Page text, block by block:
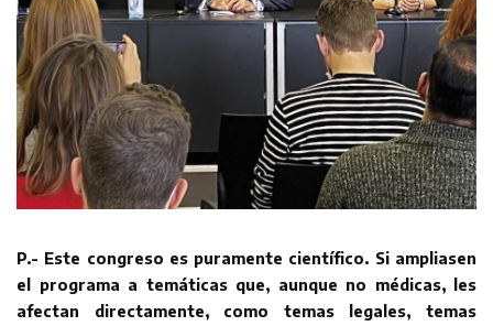
P.- Este congreso es puramente científico. Si ampliasen
el programa a temáticas que, aunque no médicas, les
afectan directamente, como temas legales, temas